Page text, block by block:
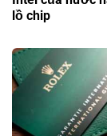
lồ chip